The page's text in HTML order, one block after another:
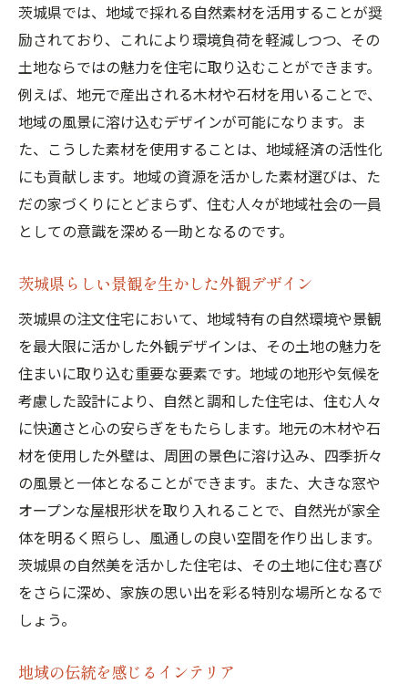
茨城県では、地域で採れる自然素材を活用することが奨
励されており、これにより環境負荷を軽減しつつ、その
土地ならではの魅力を住宅に取り込むことができます。
例えば、地元で産出される木材や石材を用いることで、
地域の風景に溶け込むデザインが可能になります。ま
た、こうした素材を使用することは、地域経済の活性化
にも貢献します。地域の資源を活かした素材選びは、た
だの家づくりにとどまらず、住む人々が地域社会の一員
としての意識を深める一助となるのです。
茨城県らしい景観を生かした外観デザイン
茨城県の注文住宅において、地域特有の自然環境や景観
を最大限に活かした外観デザインは、その土地の魅力を
住まいに取り込む重要な要素です。地域の地形や気候を
考慮した設計により、自然と調和した住宅は、住む人々
に快適さと心の安らぎをもたらします。地元の木材や石
材を使用した外壁は、周囲の景色に溶け込み、四季折々
の風景と一体となることができます。また、大きな窓や
オープンな屋根形状を取り入れることで、自然光が家全
体を明るく照らし、風通しの良い空間を作り出します。
茨城県の自然美を活かした住宅は、その土地に住む喜び
をさらに深め、家族の思い出を彩る特別な場所となるで
しょう。
地域の伝統を感じるインテリア